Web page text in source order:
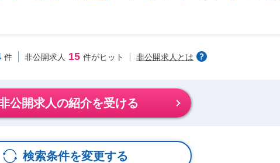
件 非公開求人 15 件がヒット 非公開求人とは
公開求人の紹介を受ける
検索条件を変更する